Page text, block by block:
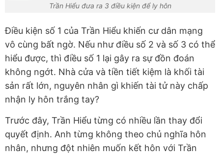
Trần Hiểu đưa ra 3 điều kiện để ly hôn
Điều kiện số 1 của Trần Hiểu khiến cư dân mạng
vô cùng bất ngờ. Nếu như điều số 2 và số 3 có thể
hiểu được, thì điều số 1 lại gây ra sự đồn đoán
không ngớt. Nhà cửa và tiền tiết kiệm là khối tài
sản rất lớn, nguyên nhân gì khiến tài tử này chấp
nhận ly hôn trắng tay?
Trước đây, Trần Hiểu từng có nhiều lần thay đổi
quyết định. Anh từng không theo chủ nghĩa hôn
nhân, nhưng đột nhiên muốn kết hôn với Trần